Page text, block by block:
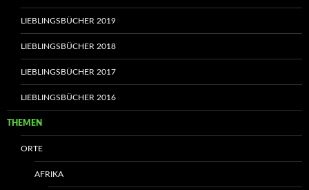
LIEBLINGSBÜCHER 2019
LIEBLINGSBÜCHER 2018
LIEBLINGSBÜCHER 2017
LIEBLINGSBÜCHER 2016
THEMEN
ORTE
AFRIKA